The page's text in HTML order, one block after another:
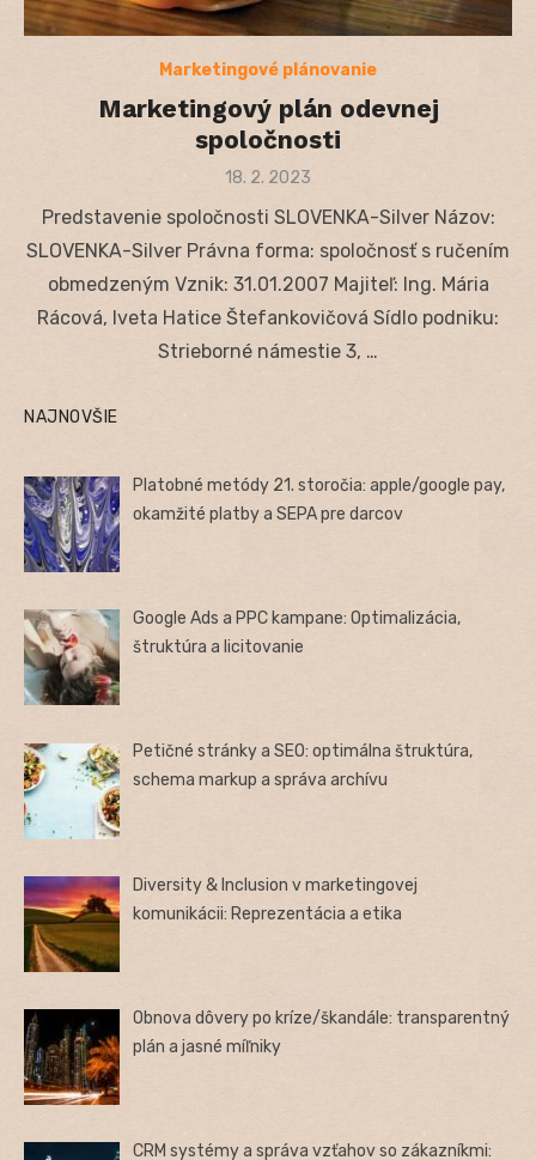
Marketingové plánovanie
Marketingový plán odevnej
spoločnosti
Posted
18. 2. 2023
Predstavenie spoločnosti SLOVENKA-Silver Názov:
SLOVENKA-Silver Právna forma: spoločnosť s ručením
obmedzeným Vznik: 31.01.2007 Majiteľ: Ing. Mária
Rácová, Iveta Hatice Štefankovičová Sídlo podniku:
Strieborné námestie 3, …
NAJNOVŠIE
Platobné metódy 21. storočia: apple/google pay,
okamžité platby a SEPA pre darcov
Google Ads a PPC kampane: Optimalizácia,
štruktúra a licitovanie
Petičné stránky a SEO: optimálna štruktúra,
schema markup a správa archívu
Diversity & Inclusion v marketingovej
komunikácii: Reprezentácia a etika
Obnova dôvery po kríze/škandále: transparentný
plán a jasné míľniky
CRM systémy a správa vzťahov so zákazníkmi: